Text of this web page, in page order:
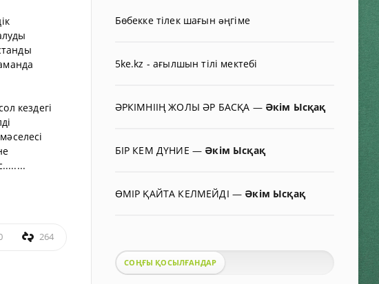
кездегі
264
Бөбекке тілек шағын əңгіме
5ke.kz - ағылшын тілі мектебі
ӘРКІМНІІҢ ЖОЛЫ ӘР БАСҚА — Әкім Ысқақ
БІР КЕМ ДҮНИЕ — Әкім Ысқақ
ӨМІР ҚАЙТА КЕЛМЕЙДІ — Әкім Ысқақ
СОҢҒЫ ҚОСЫЛҒАНДАР